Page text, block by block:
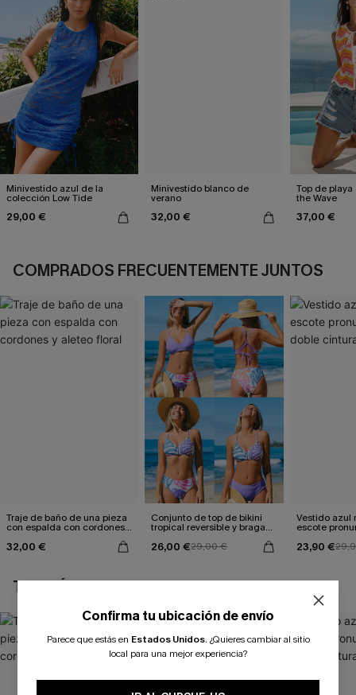
Minivestido azul de la
colección Low Tide
29,00 €
Minivestido blanco de
verano
32,00 €
Top de playa
the Wave
37,00 €
COMPRADOS FRECUENTEMENTE JUNTOS
Traje de baño de una pieza
con espalda con cordones y
32,00 €
Conjunto de top de bikini
tropical reversible y braga
26,00 €29,00 €
Vestido azul
escote
23,90 €
TAMBIÉN TE PUEDE GUSTAR
Confirma tu ubicación de envío
Parece que estás en Estados Unidos. ¿Quieres cambiar al sitio
local para una mejor experiencia?